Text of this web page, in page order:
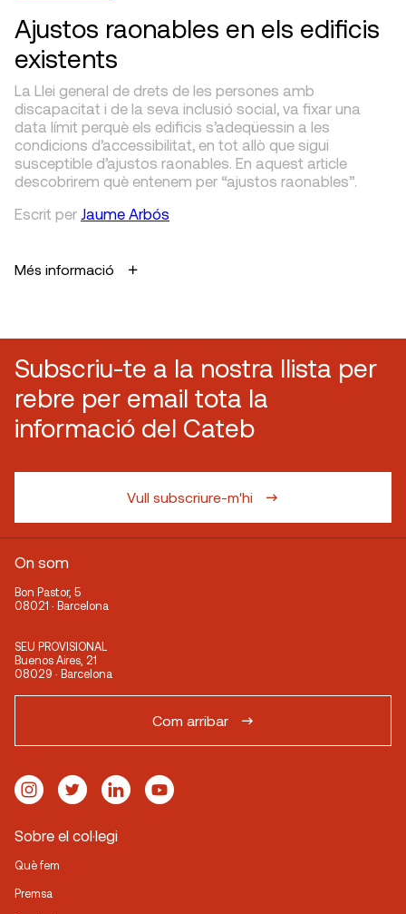
Ajustos raonables en els edificis
existents
La Llei general de drets de les persones amb
discapacitat i de la seva inclusió social, va fixar una
data límit perquè els edificis s’adeqüessin a les
condicions d’accessibilitat, en tot allò que sigui
susceptible d’ajustos raonables. En aquest article
descobrirem què entenem per “ajustos raonables”.
Escrit per Jaume Arbós
Més informació
Subscriu-te a la nostra llista per
rebre per email tota la
informació del Cateb
Vull subscriure-m'hi
On som
Bon Pastor, 5
08021 · Barcelona
SEU PROVISIONAL
Buenos Aires, 21
08029 · Barcelona
Com arribar
Sobre el col·legi
Què fem
Premsa